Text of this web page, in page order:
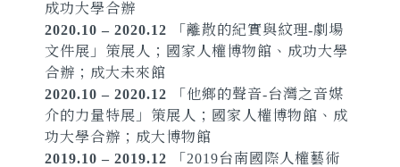
成功大學合辦
2020.10 – 2020.12 「離散的紀實與紋理-劇場
文件展」策展人；國家人權博物館、成功大學
合辦；成大未來館
2020.10 – 2020.12 「他鄉的聲音-台灣之音媒
介的力量特展」策展人；國家人權博物館、成
功大學合辦；成大博物館
2019.10 – 2019.12 「2019台南國際人權藝術